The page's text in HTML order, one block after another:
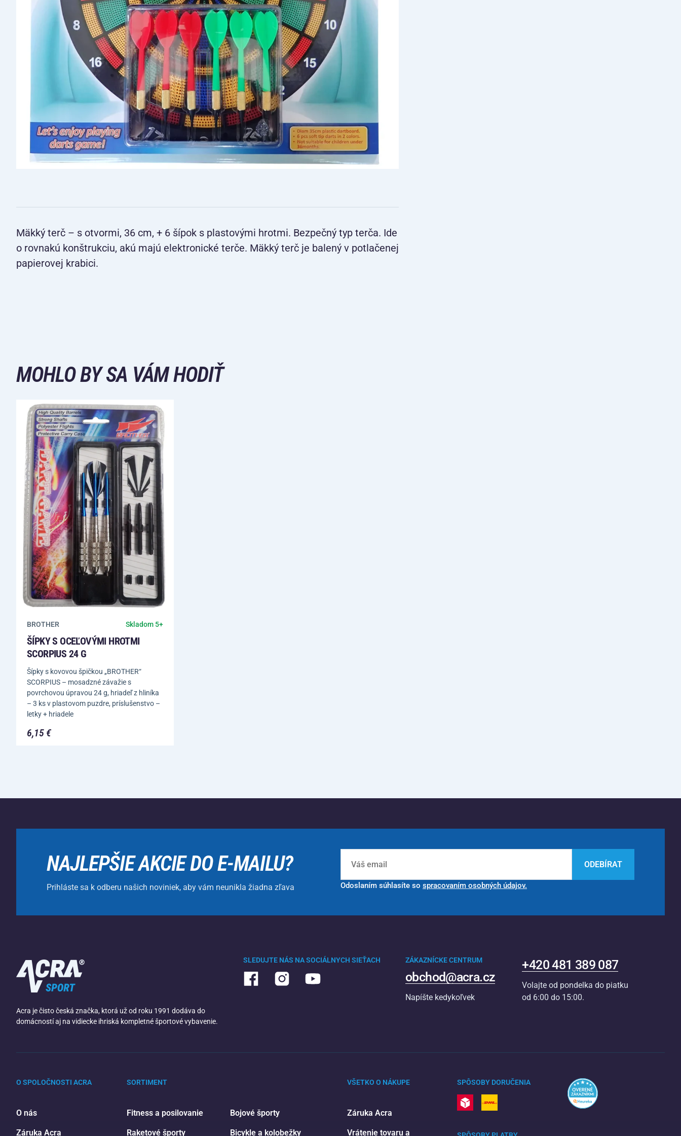
Mäkký terč – s otvormi, 36 cm, + 6 šípok s plastovými hrotmi. Bezpečný typ terča. Ide
o rovnakú konštrukciu, akú majú elektronické terče. Mäkký terč je balený v potlačenej
papierovej krabici.
MOHLO BY SA VÁM HODIŤ
BROTHER Skladom 5+
ŠÍPKY S OCEĽOVÝMI HROTMI
SCORPIUS 24 G
Šípky s kovovou špičkou „BROTHER“
SCORPIUS – mosadzné závažie s
povrchovou úpravou 24 g, hriadeľ z hliníka
– 3 ks v plastovom puzdre, príslušenstvo –
letky + hriadele
6,15 €
NAJLEPŠIE AKCIE DO E-MAILU?
Prihláste sa k odberu našich noviniek, aby vám neunikla žiadna zľava
ODEBÍRAT
Odoslaním súhlasíte so spracovaním osobných údajov.
Acra je čisto česká značka, ktorá už od roku 1991 dodáva do
domácností aj na vidiecke ihriská kompletné športové vybavenie.
SLEDUJTE NÁS NA SOCIÁLNYCH SIEŤACH ZÁKAZNÍCKE CENTRUM
obchod@acra.cz
Napíšte kedykoľvek
+420 481 389 087
Volajte od pondelka do piatku
od 6:00 do 15:00.
O SPOLOČNOSTI ACRA
O nás
Záruka Acra
SORTIMENT
Fitness a posilovanie
Raketové športy
Bojové športy
Bicykle a kolobežky
VŠETKO O NÁKUPE
Záruka Acra
Vrátenie tovaru a
SPÔSOBY DORUČENIA